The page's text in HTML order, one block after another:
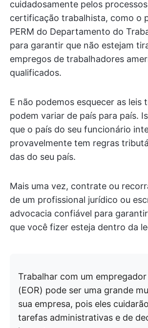
cuidadosamente pelos
certificação trabalhista, como o
PERM do Departamento do
para garantir que não estejam
empregos de trabalhadores
qualificados.
E não podemos esquecer as leis
podem variar de país para país.
que o país do seu funcionário
provavelmente tem regras
das do seu país.
Mais uma vez, contrate ou
de um profissional jurídico ou
advocacia confiável para
que você fizer esteja dentro da
Trabalhar com um
(EOR) pode ser uma grande
sua empresa, pois eles
tarefas administrativas e de